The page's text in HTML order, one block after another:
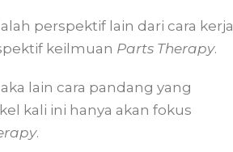
perspektif lain dari cara kerja
keilmuan Parts Therapy.
lain cara pandang yang
kali ini hanya akan fokus
.